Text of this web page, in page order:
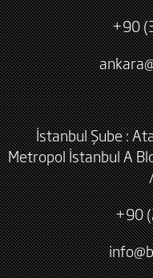
+90
İstanbul Şube :
Metropol İstanbul A
+90